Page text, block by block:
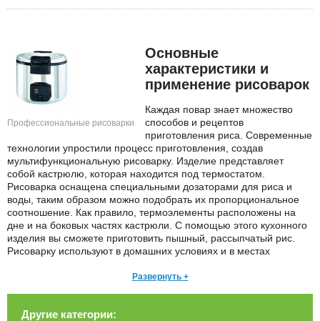
Профессиональные рисоварки
Основные
характеристики и
применение рисоварок
Каждая повар знает множество
способов и рецептов
приготовления риса. Современные
технологии упростили процесс приготовления, создав
мультифункциональную рисоварку. Изделие представляет
собой кастрюлю, которая находится под термостатом.
Рисоварка оснащена специальными дозаторами для риса и
воды, таким образом можно подобрать их пропорциональное
соотношение. Как правило, термоэлементы расположены на
дне и на боковых частях кастрюли. С помощью этого кухонного
изделия вы сможете приготовить пышный, рассыпчатый рис.
Рисоварку используют в домашних условиях и в местах
ресторана. Для вашего дома отлично подойдет мини-
сэкономит ваше время и облегчит процесс приготовления. На
Развернуть +
Другие категории: